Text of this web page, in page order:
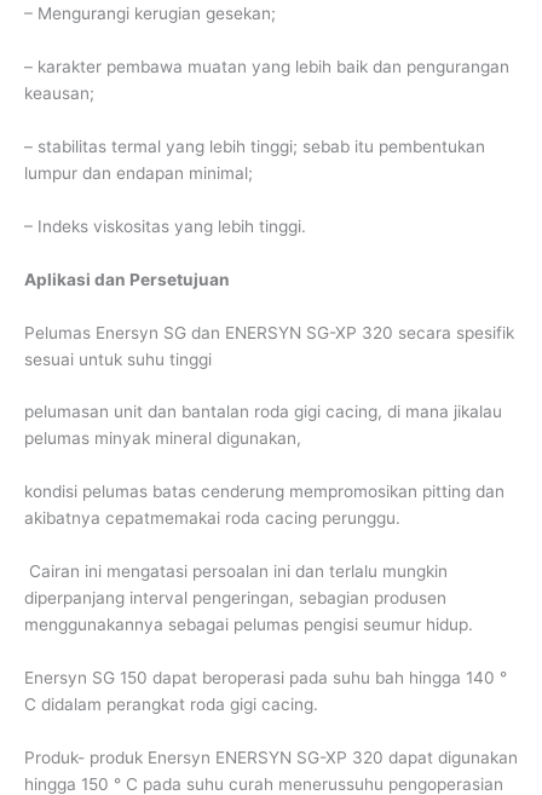
– Mengurangi kerugian gesekan;
– karakter pembawa muatan yang lebih baik dan pengurangan
keausan;
– stabilitas termal yang lebih tinggi; sebab itu pembentukan
lumpur dan endapan minimal;
– Indeks viskositas yang lebih tinggi.
Aplikasi dan Persetujuan
Pelumas Enersyn SG dan ENERSYN SG-XP 320 secara spesifik
sesuai untuk suhu tinggi
pelumasan unit dan bantalan roda gigi cacing, di mana jikalau
pelumas minyak mineral digunakan,
kondisi pelumas batas cenderung mempromosikan pitting dan
akibatnya cepatmemakai roda cacing perunggu.
Cairan ini mengatasi persoalan ini dan terlalu mungkin
diperpanjang interval pengeringan, sebagian produsen
menggunakannya sebagai pelumas pengisi seumur hidup.
Enersyn SG 150 dapat beroperasi pada suhu bah hingga 140 °
C didalam perangkat roda gigi cacing.
Produk- produk Enersyn ENERSYN SG-XP 320 dapat digunakan
hingga 150 ° C pada suhu curah menerussuhu pengoperasian